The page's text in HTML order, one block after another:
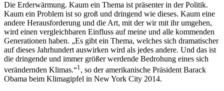
Die Erderwärmung. Kaum ein Thema ist präsenter in der Politik.
Kaum ein Problem ist so groß und dringend wie dieses. Kaum eine
andere Herausforderung und die Art, mit der wir mit ihr umgehen,
wird einen vergleichbaren Einfluss auf meine und alle kommenden
Generationen haben. „Es gibt ein Thema, welches sich dramatischer
auf dieses Jahrhundert auswirken wird als jedes andere. Und das ist
die dringende und immer größer werdende Bedrohung eines sich
verändernden Klimas.“1, so der amerikanische Präsident Barack
Obama beim Klimagipfel in New York City 2014.